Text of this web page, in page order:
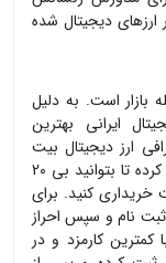
سال ۲۰۲۱ وارد بازار ارزهای دیجیتال شده
بازار است. به دلیل
ایرانی بهترین
ارز دیجیتال بیت
تا بتوانید بی 20
کنید. برای
نام و سپس احراز
کارمزد و در